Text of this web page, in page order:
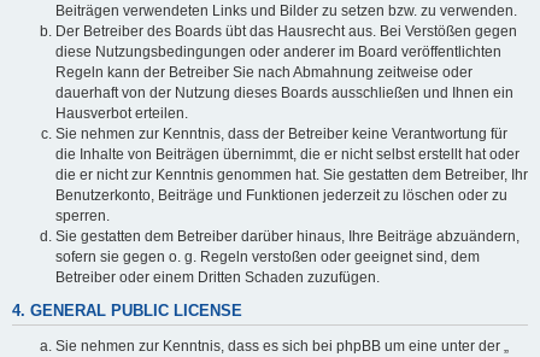
Beiträgen verwendeten Links und Bilder zu setzen bzw. zu verwenden.
Der Betreiber des Boards übt das Hausrecht aus. Bei Verstößen gegen
diese Nutzungsbedingungen oder anderer im Board veröffentlichten
Regeln kann der Betreiber Sie nach Abmahnung zeitweise oder
dauerhaft von der Nutzung dieses Boards ausschließen und Ihnen ein
Hausverbot erteilen.
Sie nehmen zur Kenntnis, dass der Betreiber keine Verantwortung für
die Inhalte von Beiträgen übernimmt, die er nicht selbst erstellt hat oder
die er nicht zur Kenntnis genommen hat. Sie gestatten dem Betreiber, Ihr
Benutzerkonto, Beiträge und Funktionen jederzeit zu löschen oder zu
sperren.
Sie gestatten dem Betreiber darüber hinaus, Ihre Beiträge abzuändern,
sofern sie gegen o. g. Regeln verstoßen oder geeignet sind, dem
Betreiber oder einem Dritten Schaden zuzufügen.
4. GENERAL PUBLIC LICENSE
Sie nehmen zur Kenntnis, dass es sich bei phpBB um eine unter der „